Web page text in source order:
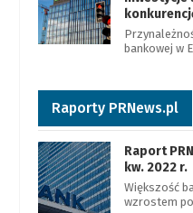
bankowej w
Raporty PRNews.pl
Raport
kw. 2022 r.
Większość
wzrostem